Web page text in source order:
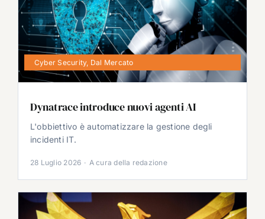
Cyber Security, Dal Mercato
Dynatrace introduce nuovi agenti AI
L'obbiettivo è automatizzare la gestione degli
incidenti IT.
28 Luglio 2026 · A cura della redazione